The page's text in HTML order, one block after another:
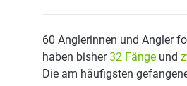
60 Anglerinnen und Angler
haben bisher32 Fänge und
Die am häufigsten